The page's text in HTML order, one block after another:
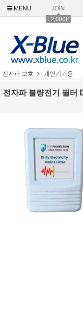
MENU
JOIN
+2,000P
전자파 보호 개인기기용
전자파 불량전기 필